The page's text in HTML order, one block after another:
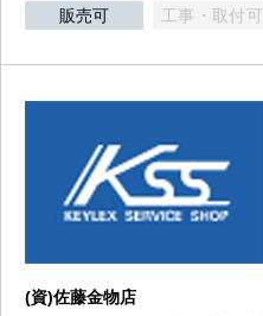
販売可 工事・取付可
(資)佐藤金物店